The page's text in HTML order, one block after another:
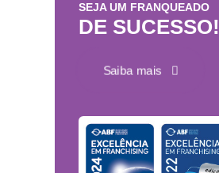
SEJA UM FRANQUEADO
DE SUCESSO!
Saiba mais